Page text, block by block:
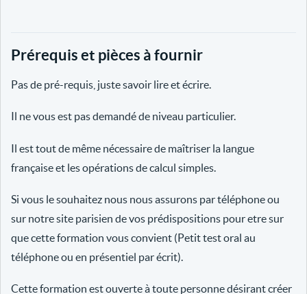
Prérequis et pièces à fournir
Pas de pré-requis, juste savoir lire et écrire.
Il ne vous est pas demandé de niveau particulier.
Il est tout de même nécessaire de maîtriser la langue
française et les opérations de calcul simples.
Si vous le souhaitez nous nous assurons par téléphone ou
sur notre site parisien de vos prédispositions pour etre sur
que cette formation vous convient (Petit test oral au
téléphone ou en présentiel par écrit).
Cette formation est ouverte à toute personne désirant créer